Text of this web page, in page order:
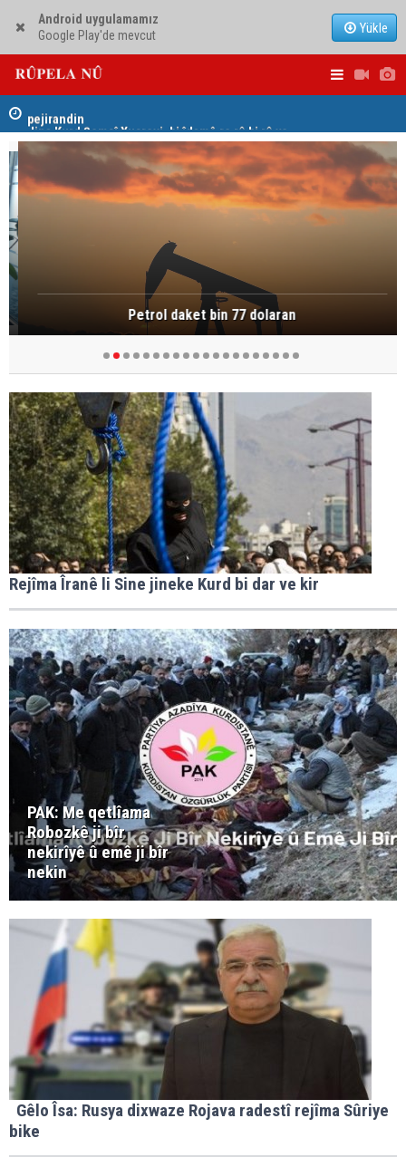
Android uygulamamız
Google Play'de mevcut
Yükle
Jina Kurd Şemsî Xusrevi, bi îdamê re rû bi rû ye
hewldana
Petrol daket bin 77 dolaran
Rejîma Îranê li Sine jineke Kurd bi dar ve kir
PAK: Me qetlîama
Robozkê ji bîr
nekirîyê û emê ji bîr
nekin
Gêlo Îsa: Rusya dixwaze Rojava radestî rejîma Sûriye
bike